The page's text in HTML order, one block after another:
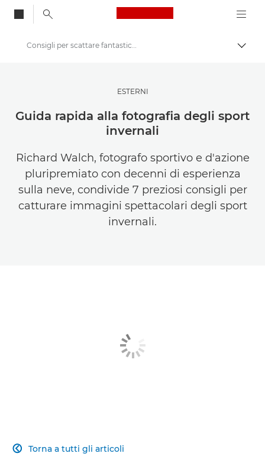
Canon Logo, back
Lasciati ispirare | Consigli di fotografia e stampa e guide all'acquisto
Tecniche e suggerimenti per la fotografia e la stampa
Consigli per scattare fantastiche foto in settimana bianca
ESTERNI
Guida rapida alla fotografia degli sport
invernali
Richard Walch, fotografo sportivo e d'azione
pluripremiato con decenni di esperienza
sulla neve, condivide 7 preziosi consigli per
catturare immagini spettacolari degli sport
invernali.
Torna a tutti gli articoli
